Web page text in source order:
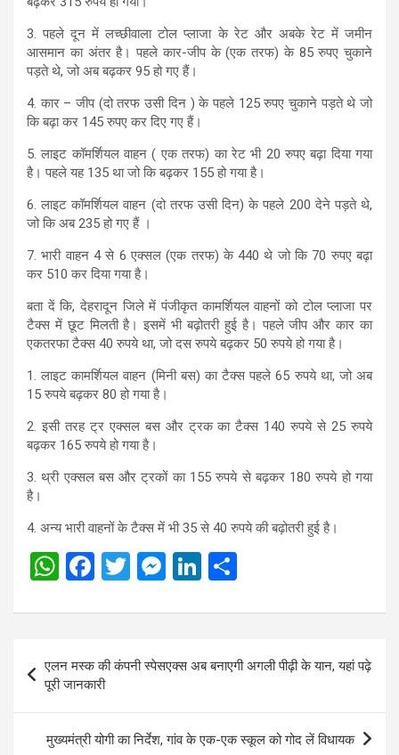
3. पहले दून में लच्छीवाला टोल प्लाजा के रेट और अबके रेट में जमीन
आसमान का अंतर है। पहले कार-जीप के (एक तरफ) के 85 रुपए चुकाने
पड़ते थे, जो अब बढ़कर 95 हो गए हैं।
4. कार – जीप (दो तरफ उसी दिन ) के पहले 125 रुपए चुकाने पड़ते थे जो
कि बढ़ा कर 145 रुपए कर दिए गए हैं।
5. लाइट कॉमर्शियल वाहन ( एक तरफ) का रेट भी 20 रुपए बढ़ा दिया गया
है। पहले यह 135 था जो कि बढ़कर 155 हो गया है।
6. लाइट कॉमर्शियल वाहन (दो तरफ उसी दिन) के पहले 200 देने पड़ते थे,
जो कि अब 235 हो गए हैं ।
7. भारी वाहन 4 से 6 एक्सल (एक तरफ) के 440 थे जो कि 70 रुपए बढ़ा
कर 510 कर दिया गया है।
बता दें कि, देहरादून जिले में पंजीकृत कामर्शियल वाहनों को टोल प्लाजा पर
टैक्स में छूट मिलती है। इसमें भी बढ़ोतरी हुई है। पहले जीप और कार का
एकतरफा टैक्स 40 रुपये था, जो दस रुपये बढ़कर 50 रुपये हो गया है।
1. लाइट कामर्शियल वाहन (मिनी बस) का टैक्स पहले 65 रुपये था, जो अब
15 रुपये बढ़कर 80 हो गया है।
2. इसी तरह ट्र एक्सल बस और ट्रक का टैक्स 140 रुपये से 25 रुपये
बढ़कर 165 रुपये हो गया है।
3. थ्री एक्सल बस और ट्रकों का 155 रुपये से बढ़कर 180 रुपये हो गया
है।
4. अन्य भारी वाहनों के टैक्स में भी 35 से 40 रुपये की बढ़ोतरी हुई है।
W
at
A
p
p
F
ce
b
o
o
k
T
tt
er
M
se
g
er
Li
ke
n
ar
e
navigation
एलन मस्क की कंपनी स्पेसएक्स अब बनाएगी अगली पीढ़ी के यान, यहां पढ़े
पूरी जानकारी
मुख्यमंत्री योगी का निर्देश, गांव के एक-एक स्कूल को गोद लें विधायक